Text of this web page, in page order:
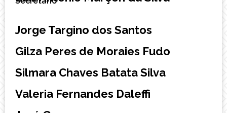
Jorge Targino dos Santos
Gilza Peres de Moraies Fudo
Silmara Chaves Batata Silva
Valeria Fernandes Daleffi